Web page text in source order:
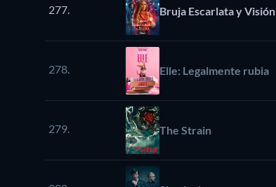
277. Bruja Escarlata y Visión
278. Elle: Legalmente rubia
279. The Strain